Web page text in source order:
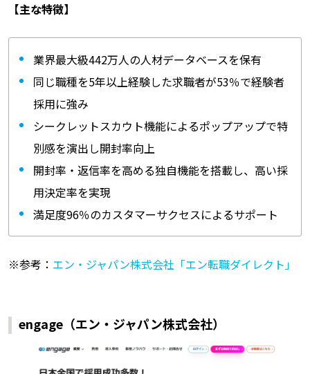
【主な特徴】
業界最大級442万人の人材データベースを保有
同じ職種を5年以上経験した求職者が53％で経験者
採用に強み
シークレットスカウト機能によるポップアップで特
別感を演出し開封率向上
開封率・返信率を高める独自機能を搭載し、高い採
用決定率を実現
満足度96％のカスタマーサクセスによるサポート
※参考： エン・ジャパン株式会社「エン転職ダイレクト」
engage（エン・ジャパン株式会社）